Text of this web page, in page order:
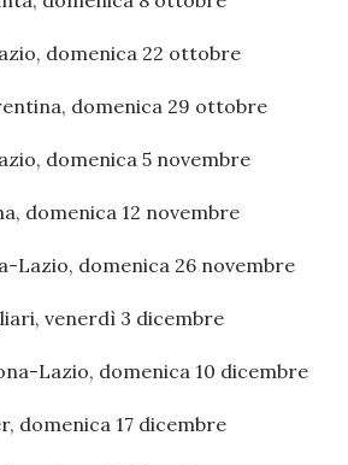
domenica 22 ottobre
domenica 29 ottobre
domenica 5 novembre
domenica 12 novembre
Lazio, domenica 26 novembre
venerdì 3 dicembre
Lazio, domenica 10 dicembre
domenica 17 dicembre